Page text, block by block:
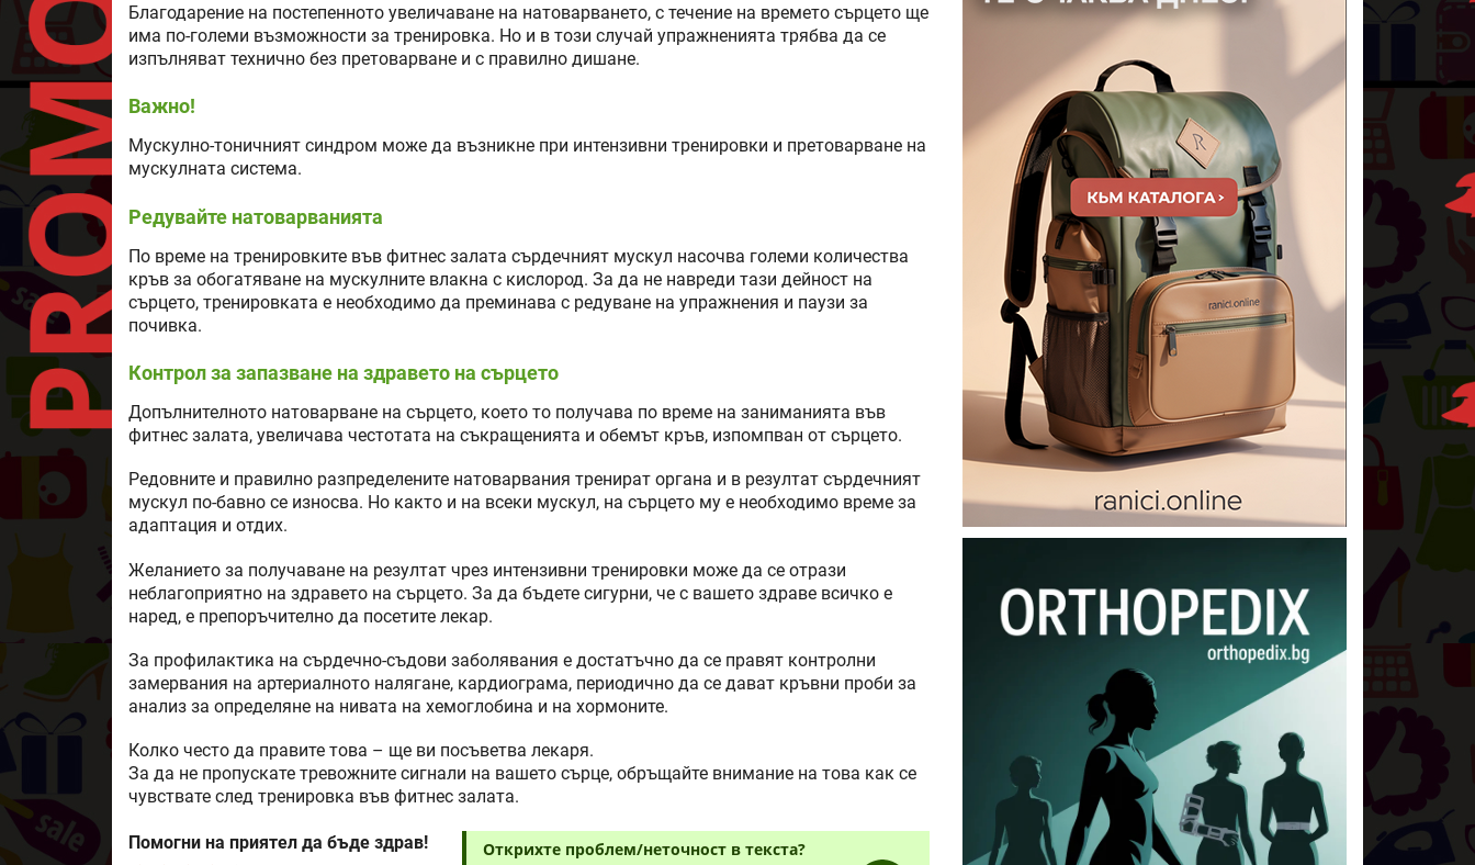
Благодарение на постепенното увеличаване на натоварването, с течение на времето сърцето ще
има по-големи възможности за тренировка. Но и в този случай упражненията трябва да се
изпълняват технично без претоварване и с правилно дишане.
Важно!
Мускулно-тоничният синдром може да възникне при интензивни тренировки и претоварване на
мускулната система.
Редувайте натоварванията
По време на тренировките във фитнес залата сърдечният мускул насочва големи количества
кръв за обогатяване на мускулните влакна с кислород. За да не навреди тази дейност на
сърцето, тренировката е необходимо да преминава с редуване на упражнения и паузи за
почивка.
Контрол за запазване на здравето на сърцето
Допълнителното натоварване на сърцето, което то получава по време на заниманията във
фитнес залата, увеличава честотата на съкращенията и обемът кръв, изпомпван от сърцето.
Редовните и правилно разпределените натоварвания тренират органа и в резултат сърдечният
мускул по-бавно се износва. Но както и на всеки мускул, на сърцето му е необходимо време за
адаптация и отдих.
Желанието за получаване на резултат чрез интензивни тренировки може да се отрази
неблагоприятно на здравето на сърцето. За да бъдете сигурни, че с вашето здраве всичко е
наред, е препоръчително да посетите лекар.
За профилактика на сърдечно-съдови заболявания е достатъчно да се правят контролни
замервания на артериалното налягане, кардиограма, периодично да се дават кръвни проби за
анализ за определяне на нивата на хемоглобина и на хормоните.
Колко често да правите това – ще ви посъветва лекаря.
За да не пропускате тревожните сигнали на вашето сърце, обръщайте внимание на това как се
чувствате след тренировка във фитнес залата.
Помогни на приятел да бъде здрав! Открихте проблем/неточност в текста?